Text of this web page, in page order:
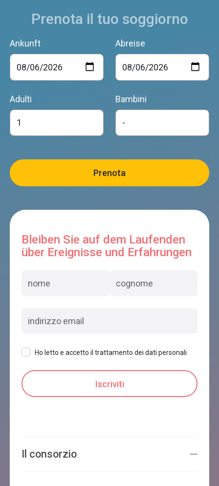
Prenota il tuo soggiorno
Ankunft Abreise
Adulti Bambini
Bleiben Sie auf dem Laufenden
über Ereignisse und Erfahrungen
Ho letto e accetto il trattamento dei dati personali
Il consorzio